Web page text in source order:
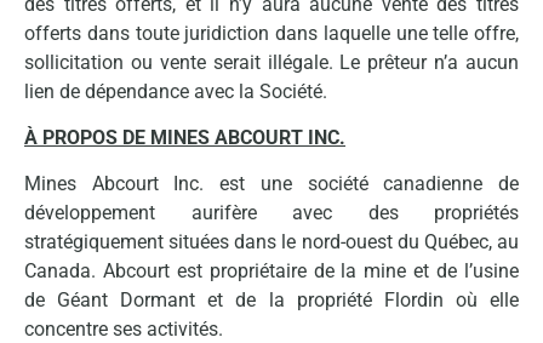
offerts dans toute juridiction dans laquelle une telle offre,
sollicitation ou vente serait illégale. Le prêteur n’a aucun
lien de dépendance avec la Société.
À PROPOS DE MINES ABCOURT INC.
Mines Abcourt Inc. est une société canadienne de
développement aurifère avec des propriétés
stratégiquement situées dans le nord-ouest du Québec, au
Canada. Abcourt est propriétaire de la mine et de l’usine
de Géant Dormant et de la propriété Flordin où elle
concentre ses activités.